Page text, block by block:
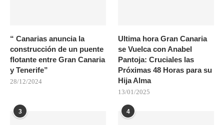
“ Canarias anuncia la
construcción de un puente
flotante entre Gran Canaria
y Tenerife”
28/12/2024
Ultima hora Gran Canaria
se Vuelca con Anabel
Pantoja: Cruciales las
Próximas 48 Horas para su
Hija Alma
13/01/2025
3 4